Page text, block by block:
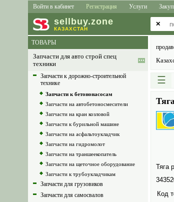
Войти в кабинет Регистрация Услуги
sell buy.zone
КАЗАХСТАН
✕
ТОВАРЫ
Запчасти для авто строй спец
техники
Запчасти к дорожно-строительной
технике
Запчасти к бетононасосам
Запчасти на автобетоносмесители
Запчасти на кран козловой
Запчасти к бурильной машине
Запчасти на асфальтоукладчик
Запчасти на гидромолот
Запчасти на траншеекопатель
Запчасти на щеточное оборудование
Запчасти к трубоукладчикам
Запчасти для грузовиков
Запчасти для самосвалов
☰
Тяга
Код